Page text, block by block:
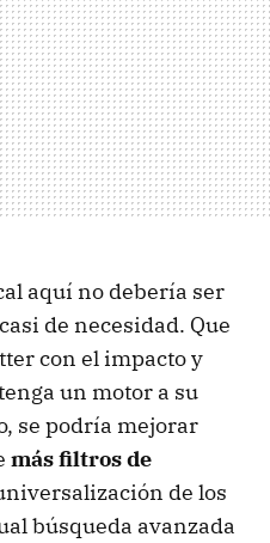
aquí no debería ser
de necesidad. Que
con el impacto y
un motor a su
se podría mejorar
más filtros de
de los
búsqueda avanzada